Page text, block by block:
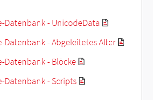
Datenbank - UnicodeData
Datenbank - Abgeleitetes Alter
Datenbank - Blöcke
Datenbank - Scripts